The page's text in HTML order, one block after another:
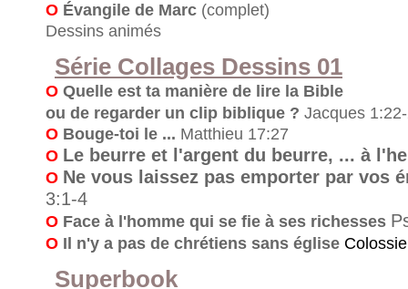
O Évangile de Marc (complet)
Dessins animés
Série Collages Dessins 01
O Quelle est ta manière de lire la Bible
ou de regarder un clip biblique ? Jacques
O Bouge-toi le ... Matthieu 17:27
O Le beurre et l'argent du beurre, ... à
O Ne vous laissez pas emporter par vos
3:1-4
O Face à l'homme qui se fie à ses richesses
O Il n'y a pas de chrétiens sans église
Superbook